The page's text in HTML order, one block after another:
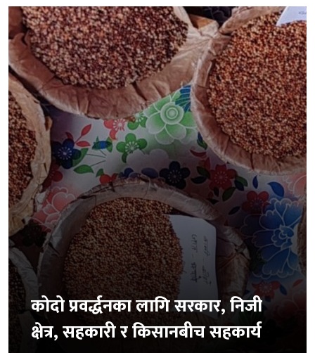
कोदो प्रवर्द्धनका लागि सरकार, निजी
क्षेत्र, सहकारी र किसानबीच सहकार्य